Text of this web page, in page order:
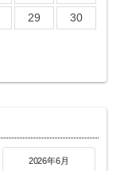
29
30
2026年6月